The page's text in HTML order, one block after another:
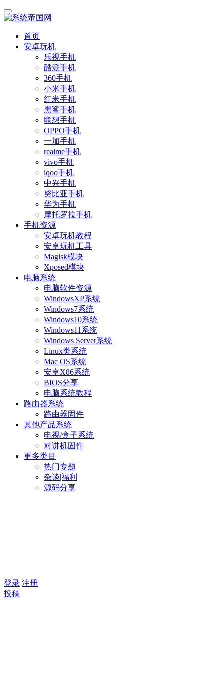
首页
安卓玩机
乐视手机
酷派手机
360手机
小米手机
红米手机
黑鲨手机
联想手机
OPPO手机
一加手机
realme手机
vivo手机
iqoo手机
中兴手机
努比亚手机
华为手机
摩托罗拉手机
手机资源
安卓玩机教程
安卓玩机工具
Magisk模块
Xposed模块
电脑系统
电脑软件资源
WindowsXP系统
Windows7系统
Windows10系统
Windows11系统
Windows Server系统
Linux类系统
Mac OS系统
安卓X86系统
BIOS分享
电脑系统教程
路由器系统
路由器固件
其他产品系统
电视/盒子系统
对讲机固件
更多类目
热门专题
杂谈|福利
源码分享
登录 注册
投稿